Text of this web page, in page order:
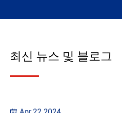
최신 뉴스 및 블로그